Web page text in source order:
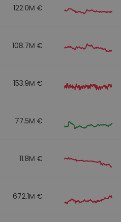
122.0M €
108.7M €
153.9M €
77.5M €
11.8M €
672.1M €